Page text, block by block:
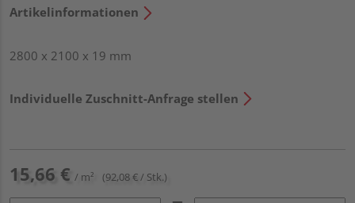
Artikelinformationen
2800 x 2100 x 19 mm
Individuelle Zuschnitt-Anfrage stellen
15,66 € / m² (92,08 € / Stk.)